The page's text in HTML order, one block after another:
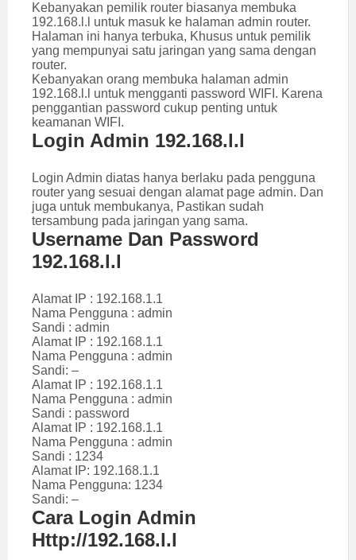
Kebanyakan pemilik router biasanya membuka
192.168.l.l untuk masuk ke halaman admin router.
Halaman ini hanya terbuka, Khusus untuk pemilik
yang mempunyai satu jaringan yang sama dengan
router.
Kebanyakan orang membuka halaman admin
192.168.l.l untuk mengganti password WIFI. Karena
penggantian password cukup penting untuk
keamanan WIFI.
Login Admin 192.168.l.l
Login Admin diatas hanya berlaku pada pengguna
router yang sesuai dengan alamat page admin. Dan
juga untuk membukanya, Pastikan sudah
tersambung pada jaringan yang sama.
Username Dan Password
192.168.l.l
Alamat IP : 192.168.1.1
Nama Pengguna : admin
Sandi : admin
Alamat IP : 192.168.1.1
Nama Pengguna : admin
Sandi: –
Alamat IP : 192.168.1.1
Nama Pengguna : admin
Sandi : password
Alamat IP : 192.168.1.1
Nama Pengguna : admin
Sandi : 1234
Alamat IP: 192.168.1.1
Nama Pengguna: 1234
Sandi: –
Cara Login Admin
Http://192.168.l.l